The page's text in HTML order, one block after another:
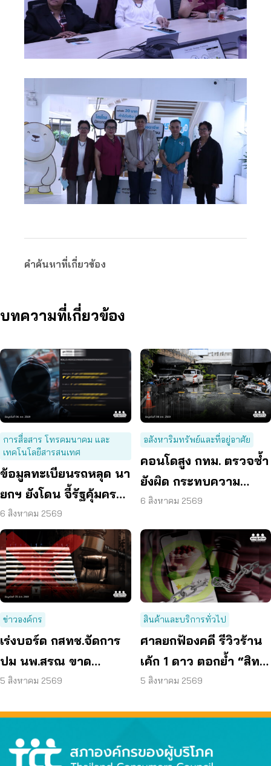
คำค้นหาที่เกี่ยวข้อง
บทความที่เกี่ยวข้อง
การสื่อสาร โทรคมนาคม และ
เทคโนโลยีสารสนเทศ
ข้อมูลทะเบียนรถหลุด นา
ยกฯ ยังโดน จี้รัฐคุ้มครอง
ข้อมูลส่วนบุคคล
6 สิงหาคม 2569
อสังหาริมทรัพย์และที่อยู่อาศัย
คอนโดสูง กทม. ตรวจซ้ำ
ยังผิด กระทบความ
ปลอดภัย
6 สิงหาคม 2569
ข่าวองค์กร
เร่งบอร์ด กสทช.จัดการ
ปม นพ.สรณ ขาด
คุณสมบัติ ตามมติ
5 สิงหาคม 2569
สินค้าและบริการทั่วไป
ศาลยกฟ้องคดี รีวิวร้าน
เค้ก 1 ดาว ตอกย้ำ “สิทธิ
ผู้บริโภค” แสดงความคิด
5 สิงหาคม 2569